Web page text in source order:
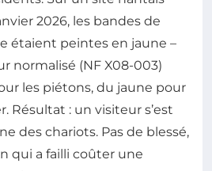
2026, les bandes de
étaient peintes en jaune –
normalisé (NF X08-003)
les piétons, du jaune pour
Résultat : un visiteur s’est
des chariots. Pas de blessé,
qui a failli coûter une